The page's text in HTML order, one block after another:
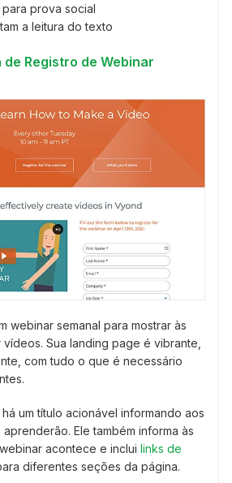
prova social
a leitura do texto
de Registro de Webinar
webinar semanal para mostrar às
Sua landing page é vibrante,
com tudo o que é necessário
um título acionável informando aos
Ele também informa às
acontece e inclui links de
diferentes seções da página.